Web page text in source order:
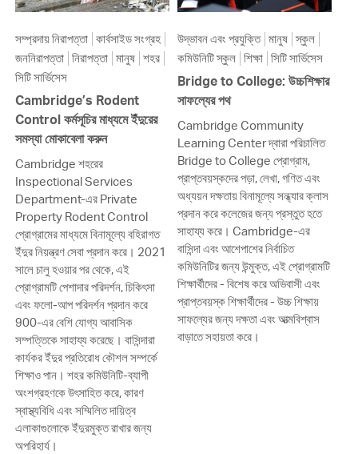
সম্প্রদায় নিরাপত্তা কার্বসাইড সংগ্রহ
জননিরাপত্তা নিরাপত্তা মানুষ শহর
সিটি সার্ভিসেস
Cambridge’s Rodent
Control কর্মসূচির মাধ্যমে ইঁদুরের
সমস্যা মোকাবেলা করুন
Cambridge শহরের
Inspectional Services
Department-এর Private
Property Rodent Control
প্রোগ্রামের মাধ্যমে বিনামূল্যে বহিরাগত
ইঁদুর নিয়ন্ত্রণ সেবা প্রদান করে। 2021
সালে চালু হওয়ার পর থেকে, এই
প্রোগ্রামটি পেশাদার পরিদর্শন, চিকিৎসা
এবং ফলো-আপ পরিদর্শন প্রদান করে
900-এর বেশি যোগ্য আবাসিক
সম্পত্তিকে সাহায্য করেছে। বাসিন্দারা
কার্যকর ইঁদুর প্রতিরোধ কৌশল সম্পর্কে
শিক্ষাও পান। শহর কমিউনিটি-ব্যাপী
অংশগ্রহণকে উৎসাহিত করে, কারণ
স্বাস্থ্যবিধি এবং সম্মিলিত দায়িত্ব
এলাকাগুলোকে ইঁদুরমুক্ত রাখার জন্য
অপরিহার্য।
উদ্ভাবন এবং প্রযুক্তি মানুষ স্কুল
কমিউনিটি স্কুল শিক্ষা সিটি সার্ভিসেস
Bridge to College: উচ্চশিক্ষার
সাফল্যের পথ
Cambridge Community
Learning Center দ্বারা পরিচালিত
Bridge to College প্রোগ্রাম,
প্রাপ্তবয়স্কদের পড়া, লেখা, গণিত এবং
অধ্যয়ন দক্ষতায় বিনামূল্যে সন্ধ্যার ক্লাস
প্রদান করে কলেজের জন্য প্রস্তুত হতে
সাহায্য করে। Cambridge-এর
বাসিন্দা এবং আশেপাশের নির্বাচিত
কমিউনিটির জন্য উন্মুক্ত, এই প্রোগ্রামটি
শিক্ষার্থীদের - বিশেষ করে অভিবাসী এবং
প্রাপ্তবয়স্ক শিক্ষার্থীদের - উচ্চ শিক্ষায়
সাফল্যের জন্য দক্ষতা এবং আত্মবিশ্বাস
বাড়াতে সহায়তা করে।